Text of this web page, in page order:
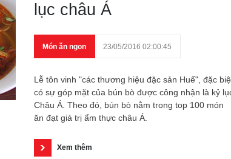
lục châu Á
Món ăn ngon 23/05/2016 02:00:45
Lễ tôn vinh "các thương hiệu đặc sản Huế", đặc
có sự góp mặt của bún bò được công nhận là kỷ
Châu Á. Theo đó, bún bò nằm trong top 100 món
ăn đạt giá trị ẩm thực châu Á.
Xem thêm